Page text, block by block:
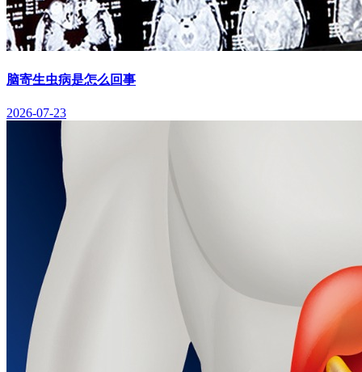
脑寄生虫病是怎么回事
2026-07-23